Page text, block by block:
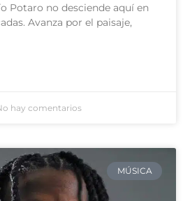
Potaro no desciende aquí en
Avanza por el paisaje,
hay comentarios
MÚSICA